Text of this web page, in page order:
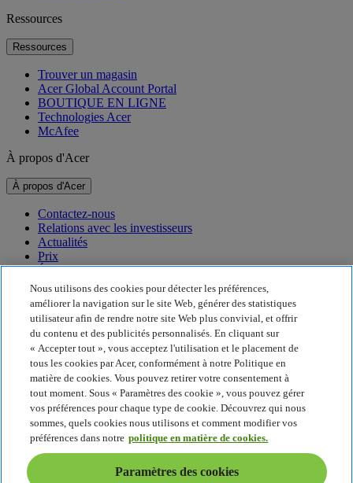
Ressources
Ressources
Trouver un magasin
Acer Global Account Portal
BOUTIQUE EN LIGNE
Technologies Acer
McAfee
À propos d'Acer
À propos d'Acer
Contactez-nous
Relations avec les investisseurs
Actualités
Prix
Événements
Développement durable
Développement durable
Responsabilité sociale de l'entreprise
Empreinte carbone du produit
Project Humanity
Earthion
Politique de confidentialité
Politique en matière de cookies
Mentions légales
Informations légales supplémentaires
Politique en matière d'accessibilité
Nous utilisons des cookies pour détecter les préférences,
améliorer la navigation sur le site Web, générer des statistiques
utilisateur afin de rendre notre site Web plus convivial, et offrir
du contenu et des publicités personnalisés. En cliquant sur
« Accepter tout », vous acceptez l'utilisation et le placement de
tous les cookies par Acer, conformément à notre Politique en
matière de cookies. Vous pouvez retirer votre consentement à
tout moment. Sous « Paramètres des cookie », vous pouvez gérer
vos préférences pour chaque type de cookie. Découvrez qui nous
sommes, quels cookies nous utilisons et comment modifier vos
préférences dans notre politique en matière de cookies.
Paramètres des cookies